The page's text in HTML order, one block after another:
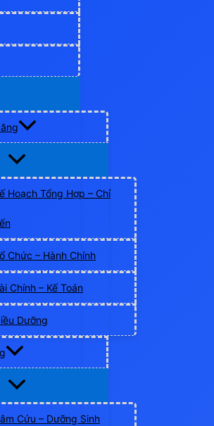
Hoạch Tổng Hợp – Chỉ
Chức – Hành Chính
Chính – Kế Toán
Dưỡng
Cứu – Dưỡng Sinh